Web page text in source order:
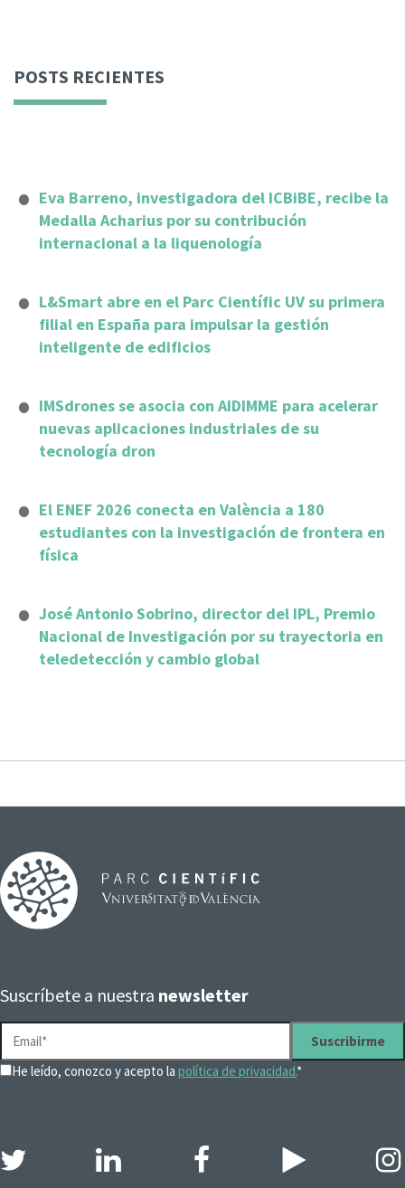
POSTS RECIENTES
Eva Barreno, investigadora del ICBiBE, recibe la
Medalla Acharius por su contribución
internacional a la liquenología
L&Smart abre en el Parc Científic UV su primera
filial en España para impulsar la gestión
inteligente de edificios
IMSdrones se asocia con AIDIMME para acelerar
nuevas aplicaciones industriales de su
tecnología dron
El ENEF 2026 conecta en València a 180
estudiantes con la investigación de frontera en
física
José Antonio Sobrino, director del IPL, Premio
Nacional de Investigación por su trayectoria en
teledetección y cambio global
Suscríbete a nuestra newsletter
He leído, conozco y acepto la política de privacidad.*